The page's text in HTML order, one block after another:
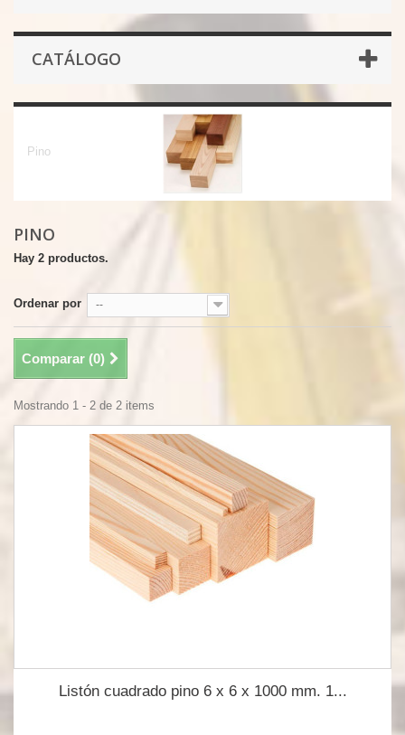
CATÁLOGO
Pino
PINO
Hay 2 productos.
Ordenar por --
Comparar (0)
Mostrando 1 - 2 de 2 items
Listón cuadrado pino 6 x 6 x 1000 mm. 1...